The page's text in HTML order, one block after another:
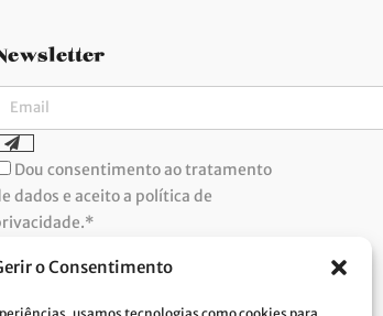
o Consentimento
Dou consentimento ao tratamento
dados e aceito a política de
do RGPD. Para tratarmos os
dados pessoais, precisamos do seu
de Privacidade.